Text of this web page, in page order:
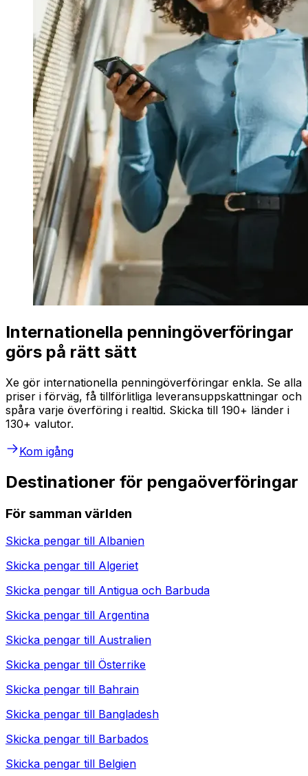
Internationella penningöverföringar
görs på rätt sätt
Xe gör internationella penningöverföringar enkla. Se alla
priser i förväg, få tillförlitliga leveransuppskattningar och
spåra varje överföring i realtid. Skicka till 190+ länder i
130+ valutor.
Kom igång
Destinationer för pengaöverföringar
För samman världen
Skicka pengar till Albanien
Skicka pengar till Algeriet
Skicka pengar till Antigua och Barbuda
Skicka pengar till Argentina
Skicka pengar till Australien
Skicka pengar till Österrike
Skicka pengar till Bahrain
Skicka pengar till Bangladesh
Skicka pengar till Barbados
Skicka pengar till Belgien